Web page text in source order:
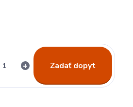
Zadať dopyt